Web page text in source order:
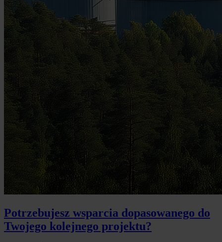
Potrzebujesz wsparcia dopasowanego do
Twojego kolejnego projektu?